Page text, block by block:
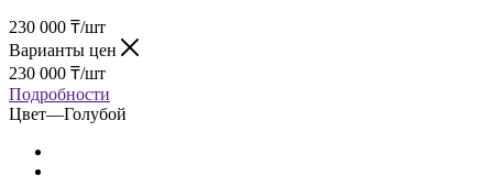
230 000 ₸/шт
Варианты цен
230 000 ₸/шт
Подробности
Цвет—Голубой